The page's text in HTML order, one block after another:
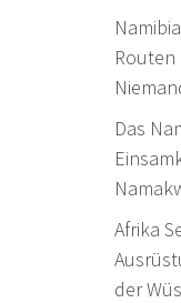
Routen
Das
Afrika
der